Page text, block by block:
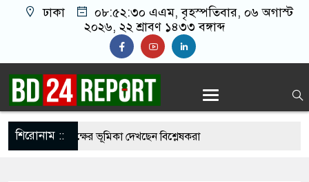
ঢাকা ০৮:৫২:৩০ এএম, বৃহস্পতিবার, ০৬ অগাস্ট
২০২৬, ২২ শ্রাবণ ১৪৩৩ বঙ্গাব্দ
শিরোনাম ::
তৃতীয় পক্ষের ভূমিকা দেখছেন বিশ্লেষকরা